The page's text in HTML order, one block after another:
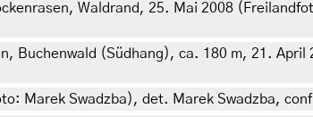
Waldrand, 25. Mai 2008
Buchenwald (Südhang), ca. 180 m, 21.
Marek Swadzba), det. Marek Swadzba,